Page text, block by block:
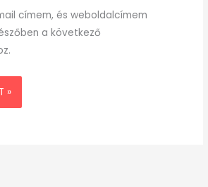
címem, és weboldalcímem
a következő